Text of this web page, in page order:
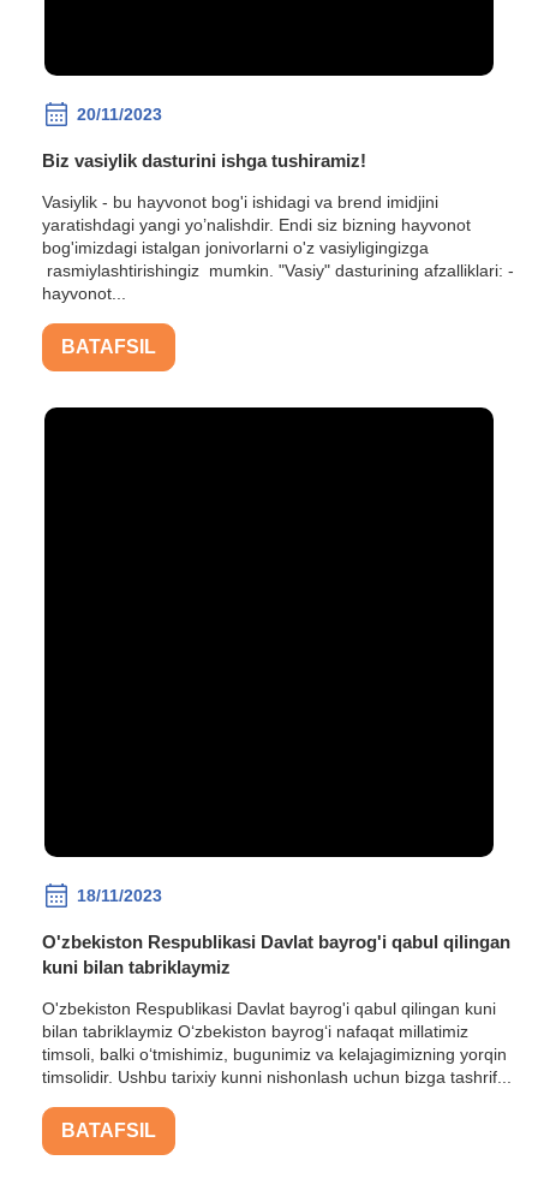
20/11/2023
Biz vasiylik dasturini ishga tushiramiz!
Vasiylik - bu hayvonot bog'i ishidagi va brend imidjini
yaratishdagi yangi yo’nalishdir. Endi siz bizning hayvonot
bog'imizdagi istalgan jonivorlarni o'z vasiyligingizga
rasmiylashtirishingiz mumkin. "Vasiy" dasturining afzalliklari: -
hayvonot...
BATAFSIL
18/11/2023
O'zbekiston Respublikasi Davlat bayrog'i qabul qilingan
kuni bilan tabriklaymiz
O'zbekiston Respublikasi Davlat bayrog'i qabul qilingan kuni
bilan tabriklaymiz O‘zbekiston bayrog‘i nafaqat millatimiz
timsoli, balki o‘tmishimiz, bugunimiz va kelajagimizning yorqin
timsolidir. Ushbu tarixiy kunni nishonlash uchun bizga tashrif...
BATAFSIL